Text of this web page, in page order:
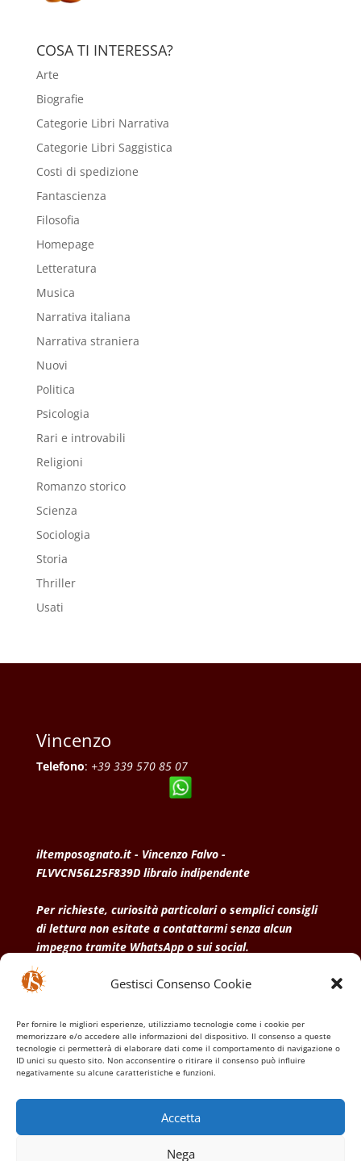
Gestisci Consenso Cookie
Per fornire le migliori esperienze, utilizziamo tecnologie come i cookie per
memorizzare e/o accedere alle informazioni del dispositivo. Il consenso a queste
tecnologie ci permetterà di elaborare dati come il comportamento di navigazione o
ID unici su questo sito. Non acconsentire o ritirare il consenso può influire
negativamente su alcune caratteristiche e funzioni.
Accetta
Nega
COSA TI INTERESSA?
Arte
Biografie
Categorie Libri Narrativa
Categorie Libri Saggistica
Costi di spedizione
Fantascienza
Filosofia
Homepage
Letteratura
Musica
Narrativa italiana
Narrativa straniera
Nuovi
Politica
Psicologia
Rari e introvabili
Religioni
Romanzo storico
Scienza
Sociologia
Storia
Thriller
Usati
Vincenzo
Telefono: +39 339 570 85 07
iltemposognato.it - Vincenzo Falvo -
FLVVCN56L25F839D libraio indipendente
Per richieste, curiosità particolari o semplici consigli
di lettura non esitate a contattarmi senza alcun
impegno tramite WhatsApp o sui social.
• Condizioni generali di vendita